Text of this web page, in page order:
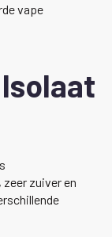
vape
zuiver en